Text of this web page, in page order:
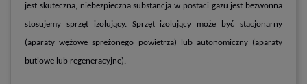
jest skuteczna, niebezpieczna substancja w postaci gazu jest bezwonna
stosujemy sprzęt izolujący. Sprzęt izolujący może być stacjonarny
(aparaty wężowe sprężonego powietrza) lub autonomiczny (aparaty
butlowe lub regeneracyjne).